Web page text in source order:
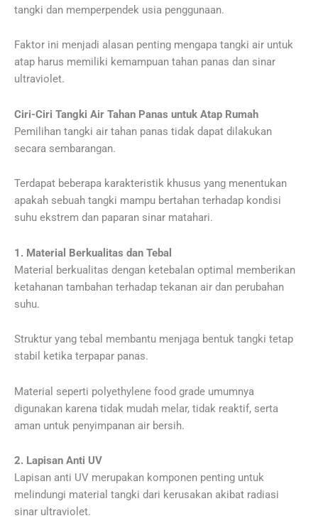
tangki dan memperpendek usia penggunaan.
Faktor ini menjadi alasan penting mengapa tangki air untuk
atap harus memiliki kemampuan tahan panas dan sinar
ultraviolet.
Ciri-Ciri Tangki Air Tahan Panas untuk Atap Rumah
Pemilihan tangki air tahan panas tidak dapat dilakukan
secara sembarangan.
Terdapat beberapa karakteristik khusus yang menentukan
apakah sebuah tangki mampu bertahan terhadap kondisi
suhu ekstrem dan paparan sinar matahari.
1. Material Berkualitas dan Tebal
Material berkualitas dengan ketebalan optimal memberikan
ketahanan tambahan terhadap tekanan air dan perubahan
suhu.
Struktur yang tebal membantu menjaga bentuk tangki tetap
stabil ketika terpapar panas.
Material seperti polyethylene food grade umumnya
digunakan karena tidak mudah melar, tidak reaktif, serta
aman untuk penyimpanan air bersih.
2. Lapisan Anti UV
Lapisan anti UV merupakan komponen penting untuk
melindungi material tangki dari kerusakan akibat radiasi
sinar ultraviolet.